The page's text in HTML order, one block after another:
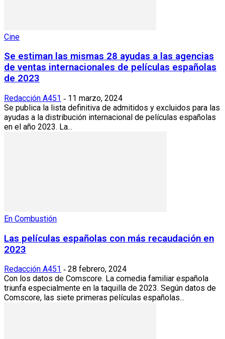
Cine
Se estiman las mismas 28 ayudas a las agencias
de ventas internacionales de películas españolas
de 2023
Redacción A451 - 11 marzo, 2024
Se publica la lista definitiva de admitidos y excluidos para las
ayudas a la distribución internacional de películas españolas
en el año 2023. La...
En Combustión
Las películas españolas con más recaudación en
2023
Redacción A451 - 28 febrero, 2024
Con los datos de Comscore. La comedia familiar española
triunfa especialmente en la taquilla de 2023. Según datos de
Comscore, las siete primeras películas españolas...